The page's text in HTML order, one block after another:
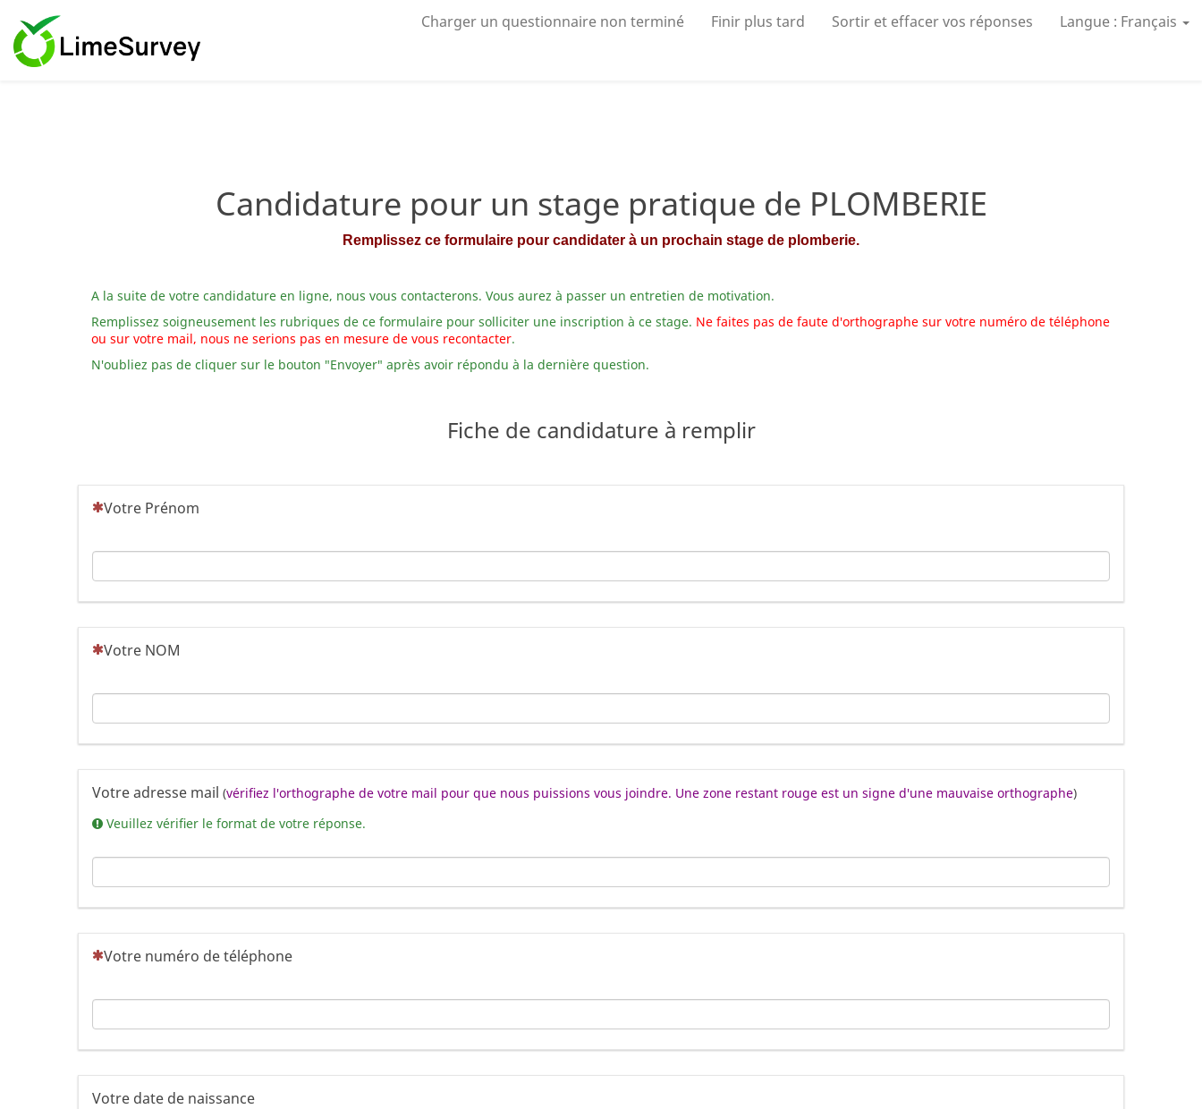
Charger un questionnaire non terminé Finir plus tard Sortir et effacer vos réponses Langue : Français
Candidature pour un stage pratique de PLOMBERIE
Remplissez ce formulaire pour candidater à un prochain stage de plomberie.
A la suite de votre candidature en ligne, nous vous contacterons. Vous aurez à passer un entretien de motivation.
Remplissez soigneusement les rubriques de ce formulaire pour solliciter une inscription à ce stage. Ne faites pas de faute d'orthographe sur votre numéro de téléphone
ou sur votre mail, nous ne serions pas en mesure de vous recontacter.
N'oubliez pas de cliquer sur le bouton "Envoyer" après avoir répondu à la dernière question.
Fiche de candidature à remplir
(Cette question est obligatoire)
Votre Prénom
(Cette question est obligatoire)
Votre NOM
Votre adresse mail (vérifiez l'orthographe de votre mail pour que nous puissions vous joindre. Une zone restant rouge est un signe d'une mauvaise orthographe)
Veuillez vérifier le format de votre réponse.
(Cette question est obligatoire)
Votre numéro de téléphone
Votre date de naissance